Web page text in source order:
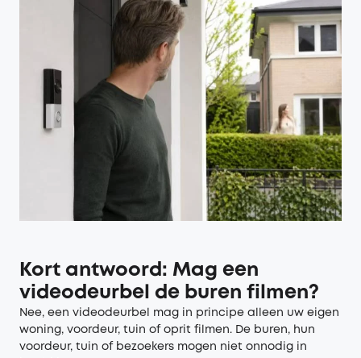
Kort antwoord: Mag een
videodeurbel de buren filmen?
Nee, een videodeurbel mag in principe alleen uw eigen
woning, voordeur, tuin of oprit filmen. De buren, hun
voordeur, tuin of bezoekers mogen niet onnodig in